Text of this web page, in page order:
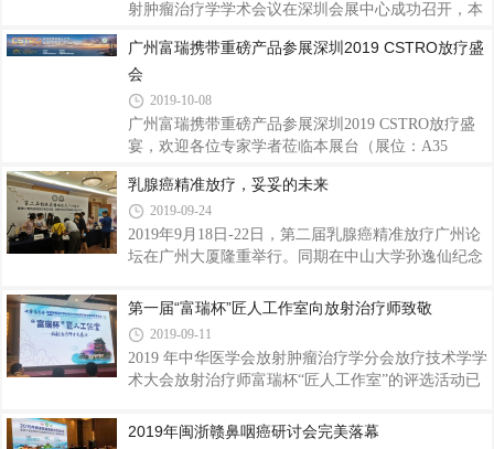
射肿瘤治疗学学术会议在深圳会展中心成功召开，本
气爆满，学术氛围浓烈！广州富瑞健康科技有限公司
（以下简称为广州富瑞）赞助了本次盛会！
广州富瑞携带重磅产品参展深圳2019 CSTRO放疗盛
会
2019-10-08
广州富瑞携带重磅产品参展深圳2019 CSTRO放疗盛
宴，欢迎各位专家学者莅临本展台（展位：A35
乳腺癌精准放疗，妥妥的未来
2019-09-24
2019年9月18日-22日，第二届乳腺癌精准放疗广州论
坛在广州大厦隆重举行。同期在中山大学孙逸仙纪念
和精确体位固定学习班。
第一届“富瑞杯”匠人工作室向放射治疗师致敬
2019-09-11
2019 年中华医学会放射肿瘤治疗学分会放疗技术学学
术大会放射治疗师富瑞杯“匠人工作室”的评选活动已
了此次会议的举办。
2019年闽浙赣鼻咽癌研讨会完美落幕